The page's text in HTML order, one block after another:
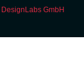
DesignLabs GmbH